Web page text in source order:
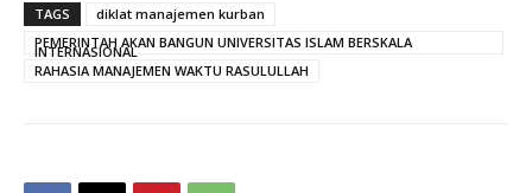
TAGS
diklat manajemen kurban
PEMERINTAH AKAN BANGUN UNIVERSITAS ISLAM BERSKALA
INTERNASIONAL
RAHASIA MANAJEMEN WAKTU RASULULLAH